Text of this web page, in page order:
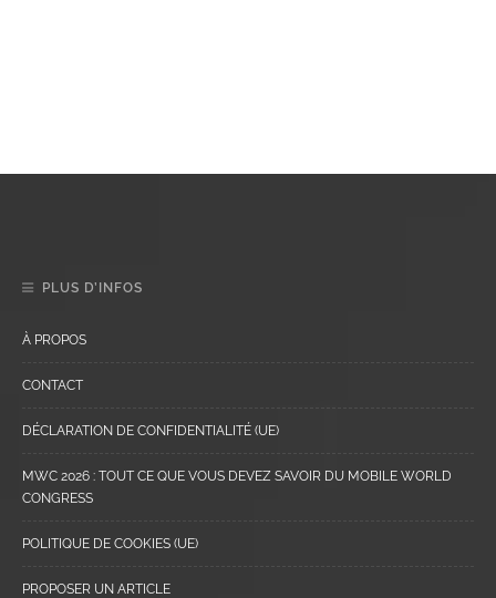
PLUS D’INFOS
À PROPOS
CONTACT
DÉCLARATION DE CONFIDENTIALITÉ (UE)
MWC 2026 : TOUT CE QUE VOUS DEVEZ SAVOIR DU MOBILE WORLD
CONGRESS
POLITIQUE DE COOKIES (UE)
PROPOSER UN ARTICLE